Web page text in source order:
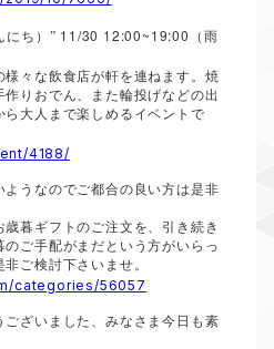
にち）” 11/30 12:00~19:00
（雨
々な飲食店が軒を連ねます。焼
りおでん、また輪投げなどの出
大人まで楽しめるイベントで
4188/
ようなのでご都合の良い方は是非
暮ギフトのご注文を、引き続き
ご手配がまだという方がいらっ
ご検討下さいませ。
categories/56057
ざいました、みなさま今日も素